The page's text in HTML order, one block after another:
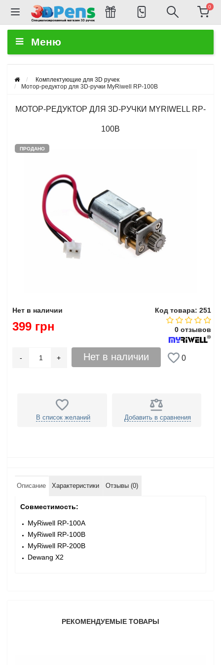
0
Меню
Комплектующие для 3D ручек
Мотор-редуктор для 3D-ручки MyRiwell RP-100B
МОТОР-РЕДУКТОР ДЛЯ 3D-РУЧКИ MYRIWELL RP-
100B
ПРОДАНО
Нет в наличии Код товара: 251
0 отзывов
399 грн
+
- Нет в наличии 0
В список желаний Добавить в сравнения
Описание Характеристики Отзывы (0)
Совместимость:
MyRiwell RP-100A
MyRiwell RP-100B
MyRiwell RP-200B
Dewang X2
РЕКОМЕНДУЕМЫЕ ТОВАРЫ